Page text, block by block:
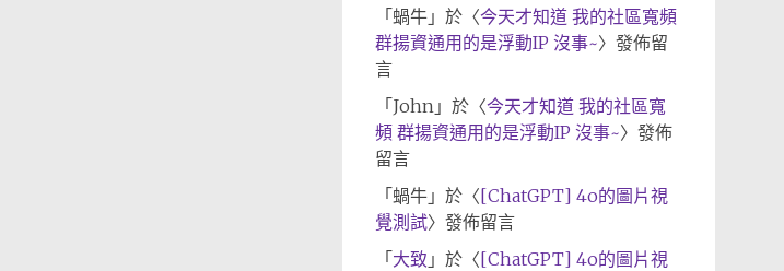
「 蝸牛」於〈今天才知道 我的社區寬頻
群揚資通用的是浮動IP 沒事~〉發佈留
言
「 John」於〈今天才知道 我的社區寬
頻 群揚資通用的是浮動IP 沒事~〉發佈
留言
「 蝸牛」於〈[ChatGPT] 4o的圖片視
覺測試〉發佈留言
「 大致 」於〈[ChatGPT] 4o的圖片視